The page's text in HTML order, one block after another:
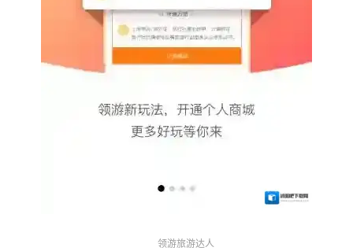
领游旅游达人